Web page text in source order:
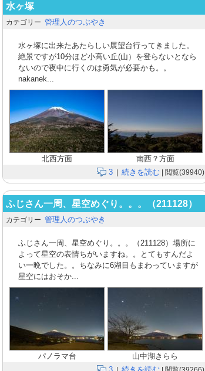
水ヶ塚
カテゴリー 管理人のつぶやき
水ヶ塚に出来たあたらしい展望台行ってきました。
絶景ですが10分ほど小高い丘(山）を登らないとなら
ないので夜中に行くのは勇気が必要かも。。
nakanek...
北西方面
南西？方面
3 | 続きを読む | 閲覧(39940)
ふじさん一周、星空めぐり。。。（211128）
カテゴリー 管理人のつぶやき
ふじさん一周、星空めぐり。。。（211128）場所に
よって星空の表情ちがいますね。。とてもすんだよ
い一晩でした。。ちなみに6湖目もまわっていますが
星空にはおそか...
パノラマ台
山中湖きらら
3 | 続きを読む | 閲覧(39266)